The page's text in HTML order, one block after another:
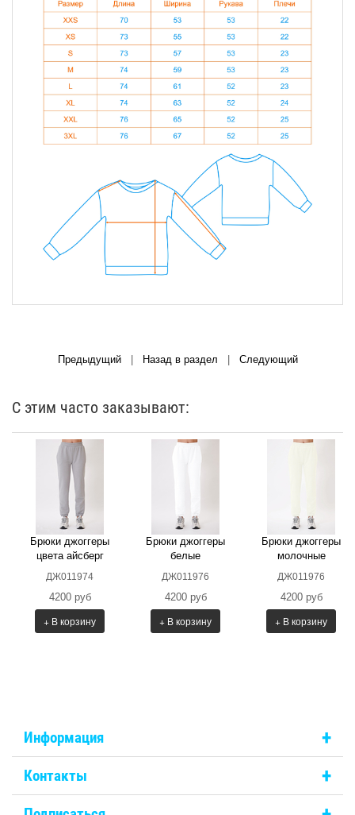
Предыдущий| Назад в раздел Следующий
С этим часто заказывают:
Брюки джоггеры
цвета айсберг
ДЖ011974
4200 руб
+ В корзину
Брюки джоггеры
белые
ДЖ011976
4200 руб
+ В корзину
Брюки джоггеры
молочные
ДЖ011976
4200 руб
+ В корзину
Информация +
Контакты +